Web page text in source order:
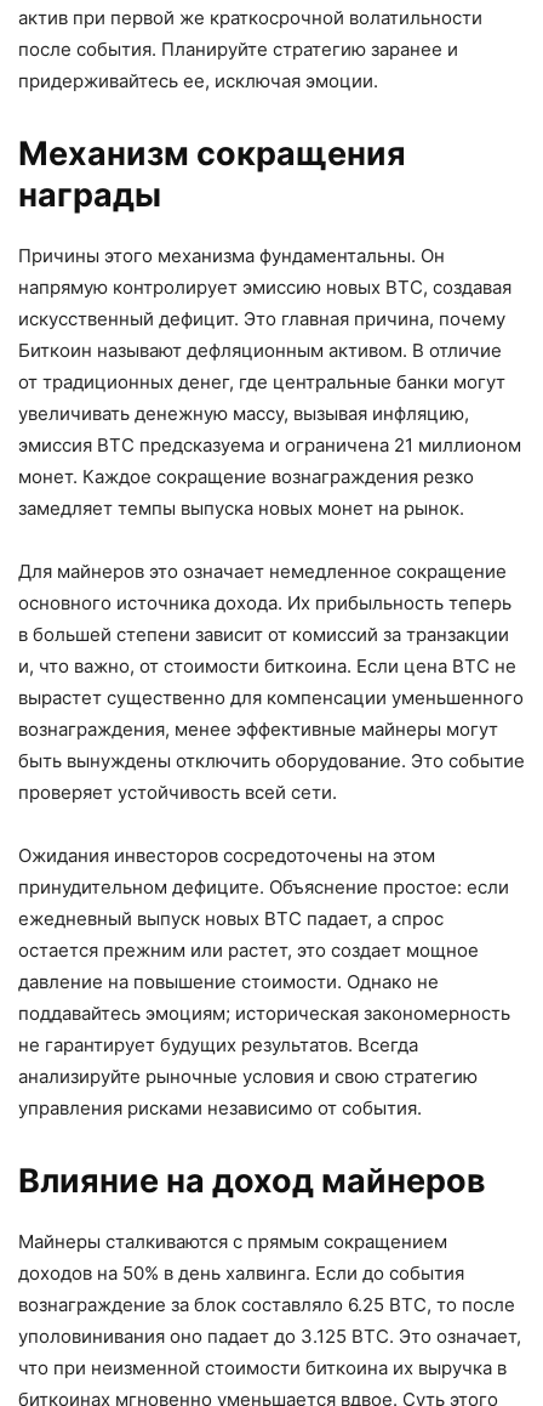
актив при первой же краткосрочной волатильности
после события. Планируйте стратегию заранее и
придерживайтесь ее, исключая эмоции.
Механизм сокращения
награды
Причины этого механизма фундаментальны. Он
напрямую контролирует эмиссию новых BTC, создавая
искусственный дефицит. Это главная причина, почему
Биткоин называют дефляционным активом. В отличие
от традиционных денег, где центральные банки могут
увеличивать денежную массу, вызывая инфляцию,
эмиссия BTC предсказуема и ограничена 21 миллионом
монет. Каждое сокращение вознаграждения резко
замедляет темпы выпуска новых монет на рынок.
Для майнеров это означает немедленное сокращение
основного источника дохода. Их прибыльность теперь
в большей степени зависит от комиссий за транзакции
и, что важно, от стоимости биткоина. Если цена BTC не
вырастет существенно для компенсации уменьшенного
вознаграждения, менее эффективные майнеры могут
быть вынуждены отключить оборудование. Это событие
проверяет устойчивость всей сети.
Ожидания инвесторов сосредоточены на этом
принудительном дефиците. Объяснение простое: если
ежедневный выпуск новых BTC падает, а спрос
остается прежним или растет, это создает мощное
давление на повышение стоимости. Однако не
поддавайтесь эмоциям; историческая закономерность
не гарантирует будущих результатов. Всегда
анализируйте рыночные условия и свою стратегию
управления рисками независимо от события.
Влияние на доход майнеров
Майнеры сталкиваются с прямым сокращением
доходов на 50% в день халвинга. Если до события
вознаграждение за блок составляло 6.25 BTC, то после
уполовинивания оно падает до 3.125 BTC. Это означает,
что при неизменной стоимости биткоина их выручка в
биткоинах мгновенно уменьшается вдвое. Суть этого